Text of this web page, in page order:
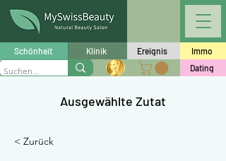
Schönheit Klinik Ereignis
Immo
Dating
Ausgewählte Zutat
< Zurück